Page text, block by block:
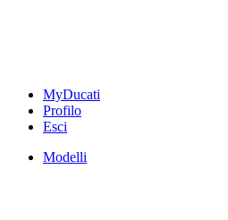
MyDucati
Profilo
Esci
Modelli